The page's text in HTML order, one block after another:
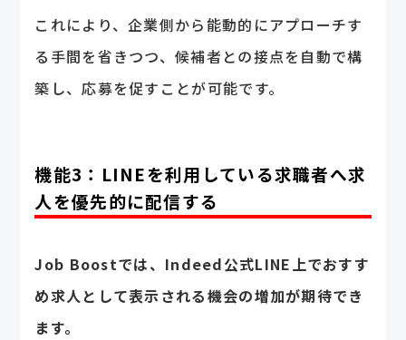
これにより、企業側から能動的にアプローチす
る手間を省きつつ、候補者との接点を自動で構
築し、応募を促すことが可能です。
機能3：LINEを利用している求職者へ求
人を優先的に配信する
Job Boostでは、Indeed公式LINE上でおすす
め求人として表示される機会の増加が期待でき
ます。